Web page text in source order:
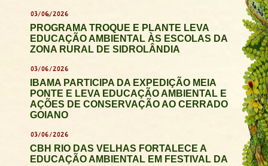
03/06/2026
PROGRAMA TROQUE E PLANTE LEVA
EDUCAÇÃO AMBIENTAL ÀS ESCOLAS DA
ZONA RURAL DE SIDROLÂNDIA
03/06/2026
IBAMA PARTICIPA DA EXPEDIÇÃO MEIA
PONTE E LEVA EDUCAÇÃO AMBIENTAL E
AÇÕES DE CONSERVAÇÃO AO CERRADO
GOIANO
03/06/2026
CBH RIO DAS VELHAS FORTALECE A
EDUCAÇÃO AMBIENTAL EM FESTIVAL DA